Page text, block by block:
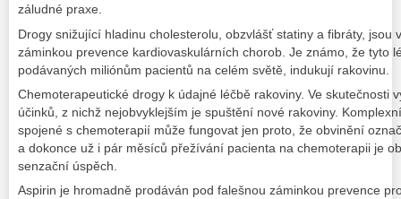
záludné praxe.
Drogy snižující hladinu cholesterolu, obzvlášť statiny a fibráty, jsou
záminkou prevence kardiovaskulárních chorob. Je známo, že tyto
podávaných miliónům pacientů na celém světě, indukují rakovinu.
Chemoterapeutické drogy k údajné léčbě rakoviny. Ve skutečnosti
účinků, z nichž nejobvyklejším je spuštění nové rakoviny.
spojené s chemoterapií může fungovat jen proto, že obvinění
a dokonce už i pár měsíců přežívání pacienta na chemoterapii je
senzační úspěch.
Aspirin je hromadně prodáván pod falešnou záminkou prevence